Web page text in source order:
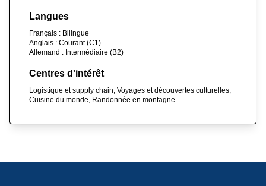
Langues
Français : Bilingue
Anglais : Courant (C1)
Allemand : Intermédiaire (B2)
Centres d'intérêt
Logistique et supply chain, Voyages et découvertes culturelles,
Cuisine du monde, Randonnée en montagne